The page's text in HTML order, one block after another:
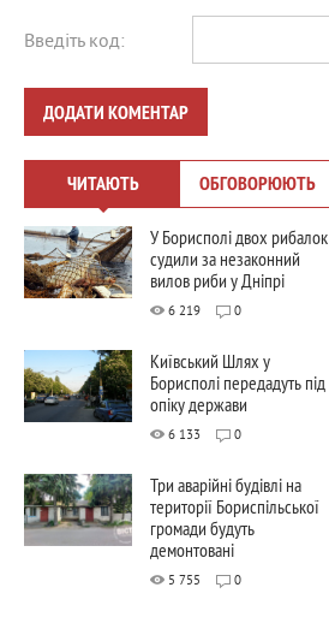
Введіть код:
ДОДАТИ КОМЕНТАР
ЧИТАЮТЬ ОБГОВОРЮЮТЬ
У Борисполі двох рибалок
судили за незаконний
вилов риби у Дніпрі
6 219 0
Київський Шлях у
Борисполі передадуть під
опіку держави
6 133 0
Три аварійні будівлі на
території Бориспільської
громади будуть
демонтовані
5 755 0